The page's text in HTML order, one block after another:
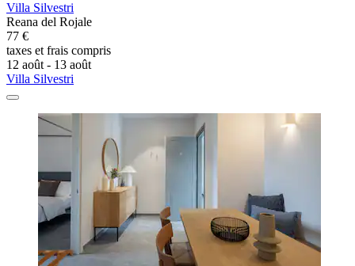
Villa Silvestri
Reana del Rojale
77 €
taxes et frais compris
12 août - 13 août
Villa Silvestri